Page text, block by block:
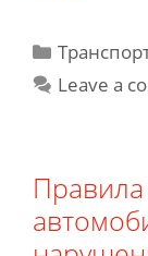
такси.
Что
Categories
Leave a